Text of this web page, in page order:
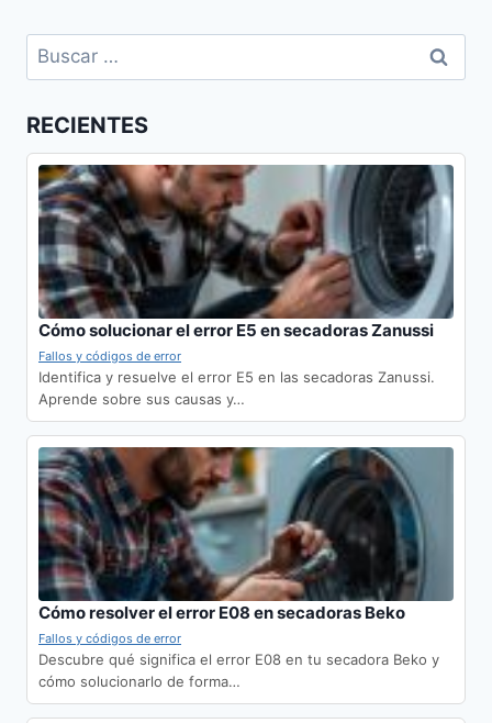
Buscar:
RECIENTES
Cómo solucionar el error E5 en secadoras Zanussi
Fallos y códigos de error
Identifica y resuelve el error E5 en las secadoras Zanussi.
Aprende sobre sus causas y…
Cómo resolver el error E08 en secadoras Beko
Fallos y códigos de error
Descubre qué significa el error E08 en tu secadora Beko y
cómo solucionarlo de forma…